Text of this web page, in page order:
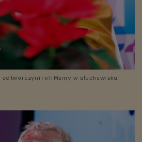
odtwórczyni roli Mamy w słuchowisku